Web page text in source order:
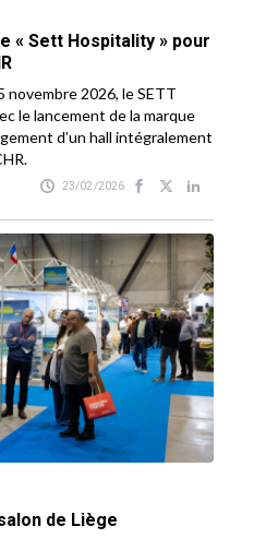
« Sett Hospitality » pour
novembre 2026, le SETT
le lancement de la marque
d’un hall intégralement
23/02/2026
de Liège